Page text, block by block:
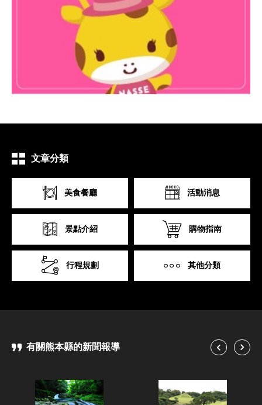
文章分類
美食餐廳 活動消息
景點介紹 購物指南
行程規劃 其他分類
有關熊本縣的新聞報導